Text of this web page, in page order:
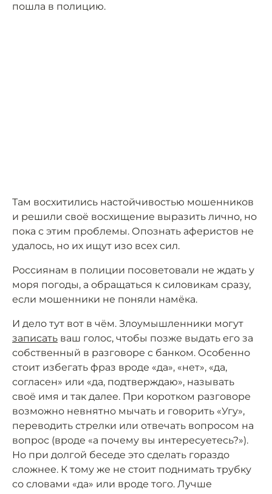
пошла в полицию.
Там восхитились настойчивостью мошенников
и решили своё восхищение выразить лично, но
пока с этим проблемы. Опознать аферистов не
удалось, но их ищут изо всех сил.
Россиянам в полиции посоветовали не ждать у
моря погоды, а обращаться к силовикам сразу,
если мошенники не поняли намёка.
И дело тут вот в чём. Злоумышленники могут
записать ваш голос, чтобы позже выдать его за
собственный в разговоре с банком. Особенно
стоит избегать фраз вроде «да», «нет», «да,
согласен» или «да, подтверждаю», называть
своё имя и так далее. При коротком разговоре
возможно невнятно мычать и говорить «Угу»,
переводить стрелки или отвечать вопросом на
вопрос (вроде «а почему вы интересуетесь?»).
Но при долгой беседе это сделать гораздо
сложнее. К тому же не стоит поднимать трубку
со словами «да» или вроде того. Лучше